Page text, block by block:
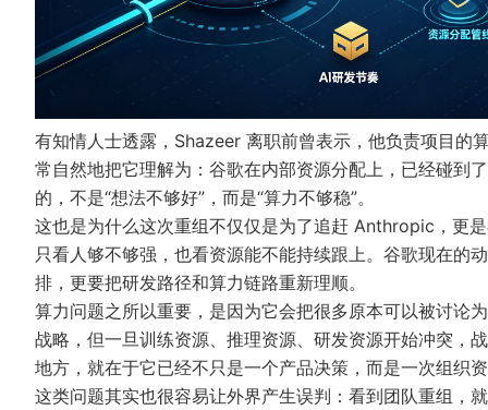
有知情人士透露，Shazeer 离职前曾表示，他负责项目的
常自然地把它理解为：谷歌在内部资源分配上，已经碰到
的，不是“想法不够好”，而是“算力不够稳”。
这也是为什么这次重组不仅仅是为了追赶 Anthropic，更
只看人够不够强，也看资源能不能持续跟上。谷歌现在的
排，更要把研发路径和算力链路重新理顺。
算力问题之所以重要，是因为它会把很多原本可以被讨论
战略，但一旦训练资源、推理资源、研发资源开始冲突，
地方，就在于它已经不只是一个产品决策，而是一次组织
这类问题其实也很容易让外界产生误判：看到团队重组，